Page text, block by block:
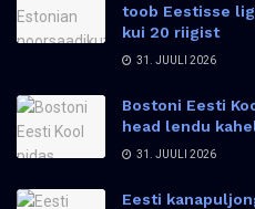
toob Eestisse
kui 20 riigist
31. JUULI 2026
Bostoni Eesti
head lendu
31. JUULI 2026
Eesti